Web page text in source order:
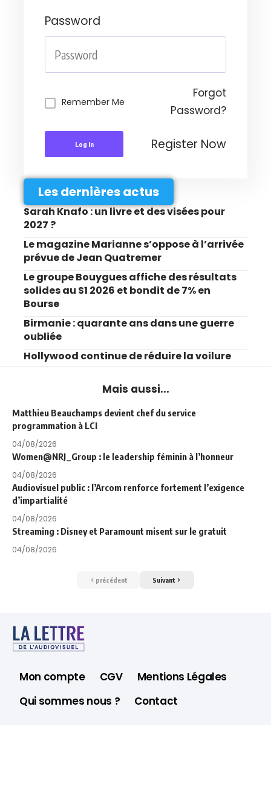
Password
Remember Me
Forgot
Password?
Log In Register Now
Les dernières actus
Sarah Knafo : un livre et des visées pour
2027 ?
Le magazine Marianne s’oppose à l’arrivée
prévue de Jean Quatremer
Le groupe Bouygues affiche des résultats
solides au S1 2026 et bondit de 7% en
Bourse
Birmanie : quarante ans dans une guerre
oubliée
Hollywood continue de réduire la voilure
Mais aussi...
Matthieu Beauchamps devient chef du service
programmation à LCI
04/08/2026
Women@NRJ_Group : le leadership féminin à l’honneur
04/08/2026
Audiovisuel public : l’Arcom renforce fortement l’exigence
d’impartialité
04/08/2026
Streaming : Disney et Paramount misent sur le gratuit
04/08/2026
précédent Suivant
Mon compte CGV
Mentions Légales
Qui sommes nous ?
Contact